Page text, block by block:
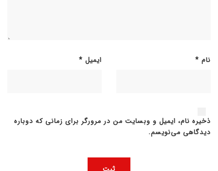
نام * ایمیل *
ذخیره نام، ایمیل و وبسایت من در مرورگر برای زمانی که دوباره
دیدگاهی می‌نویسم.